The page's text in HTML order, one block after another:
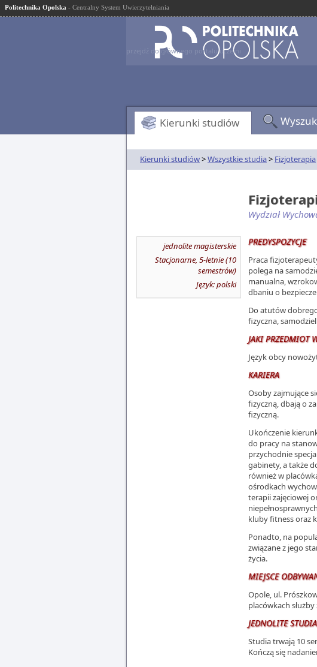
Politechnika Opolska - Centralny System Uwierzytelniania
przejdź do głównego portalu uczelni
Kierunki studiów
Kierunki studiów>Wszystkie studia> Fizjoterapia
Wydział
jednolite magisterskie
Stacjonarne, 5-letnie (10
semestrów)
Język: polski
PREDYSPOZYCJE
Praca
polega na
manualna,
dbaniu o
Do atutów
fizyczna,
JAKI PRZEDMIOT
Język obcy
KARIERA
Osoby zajmujące
fizyczną, dbają o
fizyczną.
Ukończenie
do pracy na
przychodnie
gabinety, a także
również w
ośrodkach
terapii zajęciowej
kluby fitness oraz
Ponadto, na
związane z jego
życia.
MIEJSCE
Opole, ul.
placówkach
JEDNOLITE
Studia trwają 10
Kończą się